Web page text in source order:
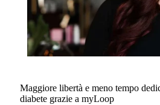
Maggiore libertà e meno tempo
diabete grazie a myLoop